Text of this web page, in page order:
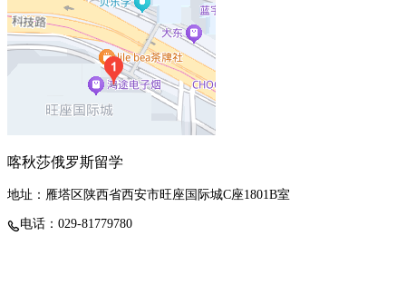
喀秋莎俄罗斯留学
地址：雁塔区陕西省西安市旺座国际城C座1801B室
电话：029-81779780